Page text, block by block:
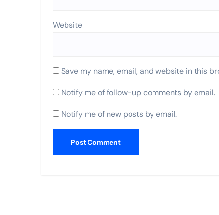
Website
Save my name, email, and website in this
Notify me of follow-up comments by email.
Notify me of new posts by email.